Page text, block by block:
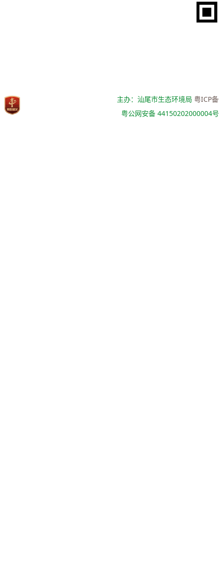
主办：汕尾市生态环境局粤ICP
粤公网安备 44150202000004号